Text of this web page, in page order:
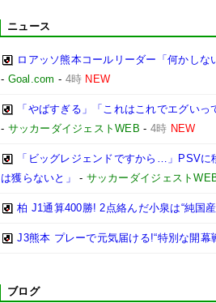
ニュース
ロアッソ熊本コールリーダー「何かし
- Goal.com - 4時 NEW
「やばすぎる」「これはこれでエグい
- サッカーダイジェストWEB - 4時 NEW
「ビッグレジェンドですから…」PSVに
は獲らないと」
- サッカーダイジェスト
柏 J1通算400勝! 2点絡んだ小泉は“純国
J3熊本 プレーで元気届ける!“特別な開
ブログ